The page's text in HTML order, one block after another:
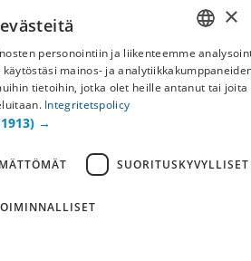
FI
×
personointiin ja liikenteemme
mainos- ja
tietoihin, jotka olet heille antanut tai joita
Integritetspolicy
→
SUORITUSKYVYLLISET